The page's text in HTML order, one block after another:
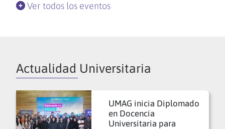
Ver todos los eventos
Actualidad Universitaria
UMAG inicia Diplomado
en Docencia
Universitaria para